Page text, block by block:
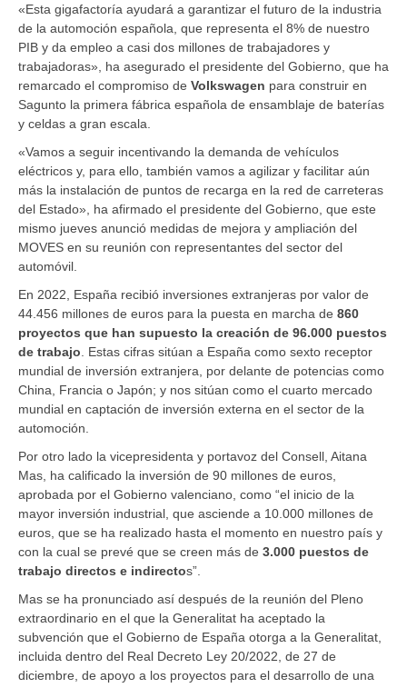
«Esta gigafactoría ayudará a garantizar el futuro de la industria
de la automoción española, que representa el 8% de nuestro
PIB y da empleo a casi dos millones de trabajadores y
trabajadoras», ha asegurado el presidente del Gobierno, que ha
remarcado el compromiso de Volkswagen para construir en
Sagunto la primera fábrica española de ensamblaje de baterías
y celdas a gran escala.
«Vamos a seguir incentivando la demanda de vehículos
eléctricos y, para ello, también vamos a agilizar y facilitar aún
más la instalación de puntos de recarga en la red de carreteras
del Estado», ha afirmado el presidente del Gobierno, que este
mismo jueves anunció medidas de mejora y ampliación del
MOVES en su reunión con representantes del sector del
automóvil.
En 2022, España recibió inversiones extranjeras por valor de
44.456 millones de euros para la puesta en marcha de 860
proyectos que han supuesto la creación de 96.000 puestos
de trabajo . Estas cifras sitúan a España como sexto receptor
mundial de inversión extranjera, por delante de potencias como
China, Francia o Japón; y nos sitúan como el cuarto mercado
mundial en captación de inversión externa en el sector de la
automoción.
Por otro lado la vicepresidenta y portavoz del Consell, Aitana
Mas, ha calificado la inversión de 90 millones de euros,
aprobada por el Gobierno valenciano, como “el inicio de la
mayor inversión industrial, que asciende a 10.000 millones de
euros, que se ha realizado hasta el momento en nuestro país y
con la cual se prevé que se creen más de 3.000 puestos de
trabajo directos e indirectos”.
Mas se ha pronunciado así después de la reunión del Pleno
extraordinario en el que la Generalitat ha aceptado la
subvención que el Gobierno de España otorga a la Generalitat,
incluida dentro del Real Decreto Ley 20/2022, de 27 de
diciembre, de apoyo a los proyectos para el desarrollo de una